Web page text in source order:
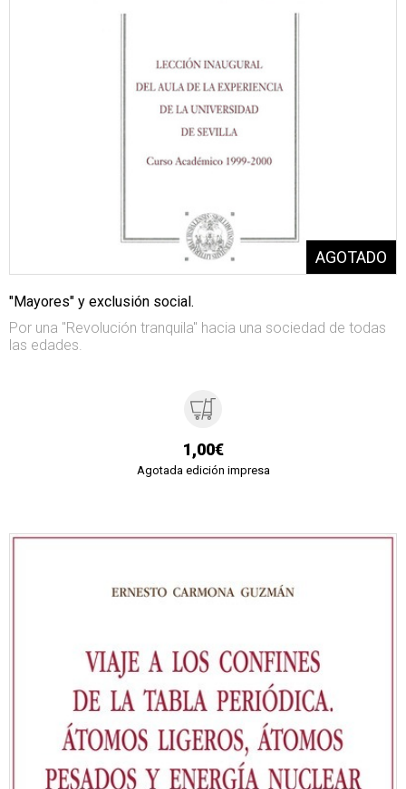
"Mayores" y exclusión social.
Por una "Revolución tranquila" hacia una sociedad de todas
las edades.
1,00€
Agotada edición impresa